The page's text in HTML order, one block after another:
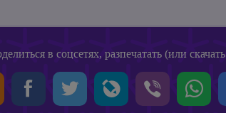
в соцсетях, разпечатать (или